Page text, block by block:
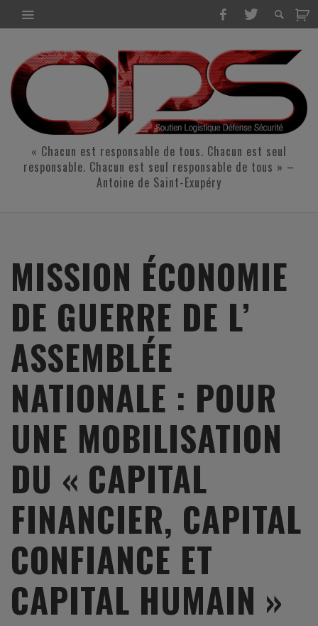
« Chacun est responsable de tous. Chacun est seul
responsable. Chacun est seul responsable de tous » –
Antoine de Saint-Exupéry
MISSION ÉCONOMIE
DE GUERRE DE L’
ASSEMBLÉE
NATIONALE : POUR
UNE MOBILISATION
DU « CAPITAL
FINANCIER, CAPITAL
CONFIANCE ET
CAPITAL HUMAIN »